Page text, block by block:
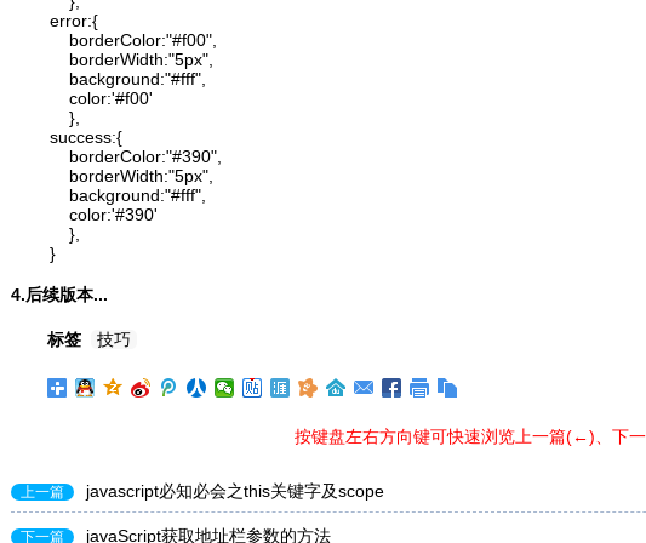
        error:{
            borderColor:"#f00",
            borderWidth:"5px",
            background:"#fff",
            color:'#f00'
            },
        success:{
            borderColor:"#390",
            borderWidth:"5px",
            background:"#fff",
            color:'#390'
            },
        }
4.后续版本...
标签 技巧
按键盘左右方向键可快速浏览上一篇(←)、下
上一篇 javascript必知必会之this关键字及scope
下一篇 javaScript获取地址栏参数的方法